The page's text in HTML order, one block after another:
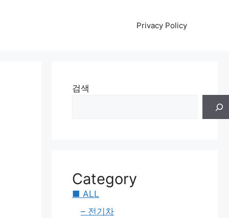
Privacy Policy
검색
Category
■ ALL
– 전기차